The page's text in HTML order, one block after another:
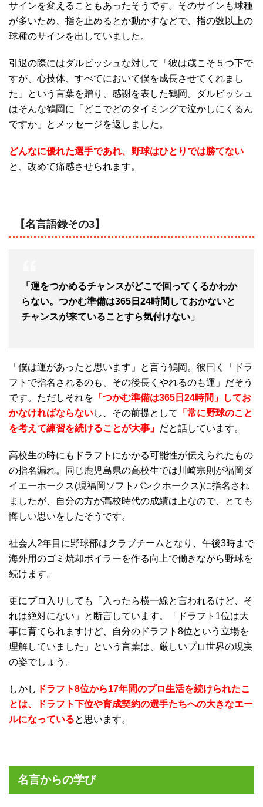
サインを変えることもあったそうです。そのサインも球種
が多いため、指を止めるとか動かすなどで、指の数以上の
球種のサインを出していました。
引退の際にはダルビッシュな対して「彼は歳こそ５つ下で
すが、心技体、すべてにおいて僕を成長させてくれまし
た」という言葉を贈り、感謝を表した鶴岡。ダルビッシュ
はそんな鶴岡に「どこでどのタイミングで泣かしにくるん
ですか」とメッセージを返しました。
どんなに優れた選手であれ、野球はひとりでは勝てない
と、改めて痛感させられます。
【名言語録その3】
「運をつかめるチャンスがどこで回ってくるかわか
らない。つかむ準備は365日24時間しておかないと
チャンスが来ていることすら気付けない」
「僕は運があったと思います」と言う鶴岡。彼曰く「ドラ
フトで指名されるのも、その後長くやれるのも運」だそう
です。ただしそれを 「つかむ準備は365日24時間」してお
かなければならないし、その前提として
「常に野球のこと
を考えて練習を続けることが大事」 だと話しています。
高校生の時にもドラフトにかかる可能性が伝えられたもの
の指名漏れ。同じ鹿児島県の高校生では川崎宗則が福岡ダ
イエーホークス(現福岡ソフトバンクホークス)に指名され
ましたが、自分の方が高校時代の成績は上なので、とても
悔しい思いをしたそうです。
社会人2年目に野球部はクラブチームとなり、午後3時まで
海外用のゴミ焼却ボイラーを作る向上で働きながら野球を
続けます。
更にプロ入りしても「入ったら横一線と言われるけど、そ
れは絶対にない」と断言しています。「ドラフト1位は大
事に育てられますけど、自分のドラフト8位という立場を
理解していました」という言葉は、厳しいプロ世界の現実
の姿でしょう。
しかし ドラフト8位から17年間のプロ生活を続けられたこ
とは、ドラフト下位や育成契約の選手たちへの大きなエー
ルになっていると思います。
名言からの学び